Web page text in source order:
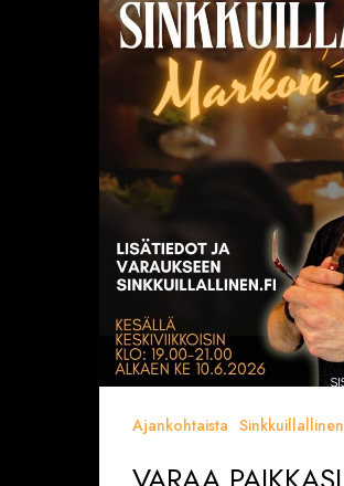
PAIKKASI
SINKKUILLALLISILLE
2026
(Helsinki,
Eerikinkatu
28)
ENNAKKOVARAUKSET
Ajankohtaista Sinkkuillallinen